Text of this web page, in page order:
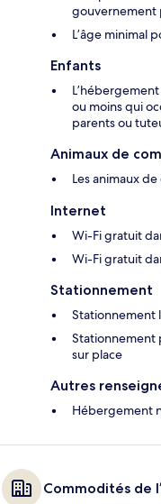
gouvernement
L’âge minimal
Enfants
ou moins qui
parents ou
Animaux de
Les animaux
Internet
Wi-Fi gratuit
Wi-Fi gratuit
Stationnement
Stationnement
Stationnement
sur place
Autres
Hébergement
Commodités de